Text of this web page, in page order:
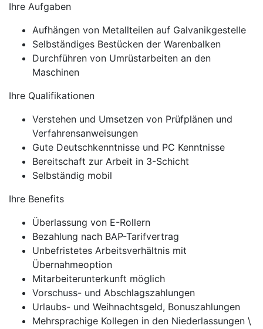
Ihre Aufgaben
Aufhängen von Metallteilen auf Galvanikgestelle
Selbständiges Bestücken der Warenbalken
Durchführen von Umrüstarbeiten an den
Maschinen
Ihre Qualifikationen
Verstehen und Umsetzen von Prüfplänen und
Verfahrensanweisungen
Gute Deutschkenntnisse und PC Kenntnisse
Bereitschaft zur Arbeit in 3-Schicht
Selbständig mobil
Ihre Benefits
Überlassung von E-Rollern
Bezahlung nach BAP-Tarifvertrag
Unbefristetes Arbeitsverhältnis mit
Übernahmeoption
Mitarbeiterunterkunft möglich
Vorschuss- und Abschlagszahlungen
Urlaubs- und Weihnachtsgeld, Bonuszahlungen
Mehrsprachige Kollegen in den Niederlassungen \